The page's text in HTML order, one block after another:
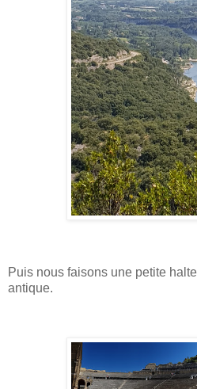
Puis nous faisons une petite
antique.